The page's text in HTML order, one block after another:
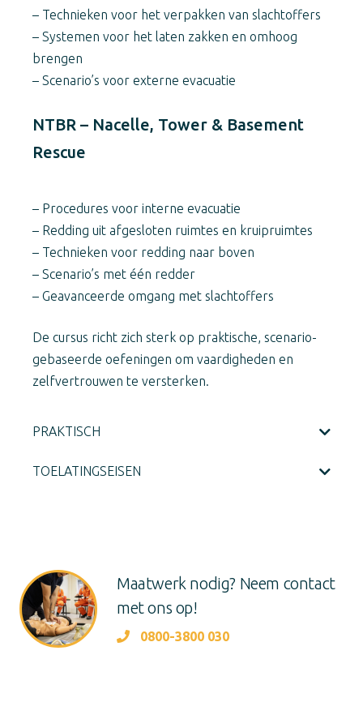
– Technieken voor het verpakken van slachtoffers
– Systemen voor het laten zakken en omhoog
brengen
– Scenario’s voor externe evacuatie
NTBR – Nacelle, Tower & Basement
Rescue
– Procedures voor interne evacuatie
– Redding uit afgesloten ruimtes en kruipruimtes
– Technieken voor redding naar boven
– Scenario’s met één redder
– Geavanceerde omgang met slachtoffers
De cursus richt zich sterk op praktische, scenario-
gebaseerde oefeningen om vaardigheden en
zelfvertrouwen te versterken.
PRAKTISCH
TOELATINGSEISEN
Maatwerk nodig? Neem contact
met ons op!
0800-3800 030